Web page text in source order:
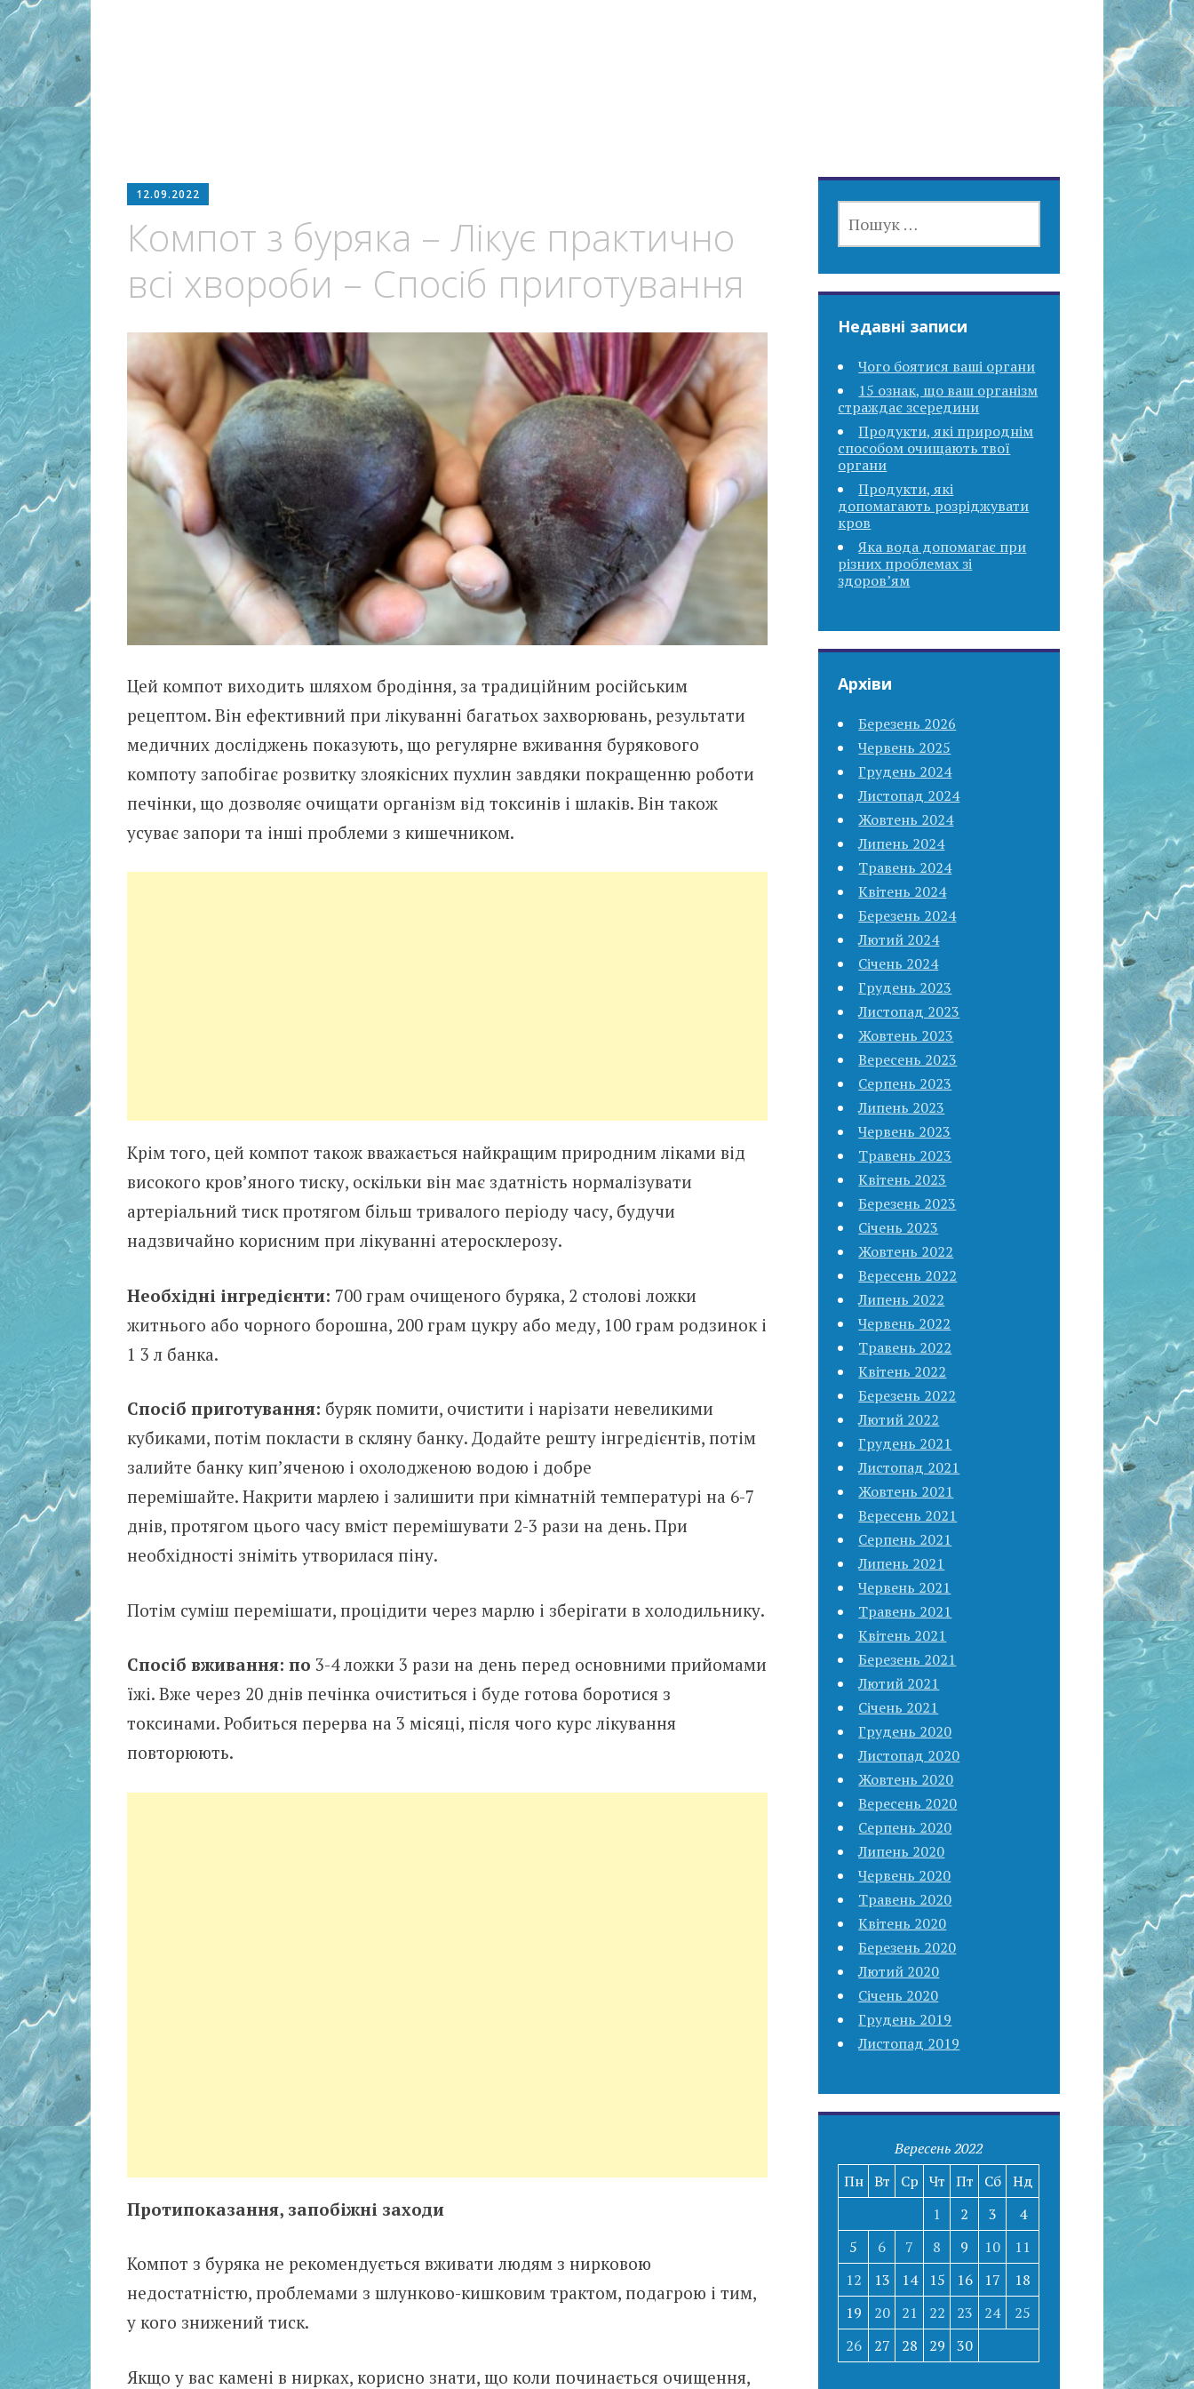
12.09.2022
Компот з буряка – Лікує практично
всі хвороби – Спосіб приготування
Цей компот виходить шляхом бродіння, за традиційним російським
рецептом. Він ефективний при лікуванні багатьох захворювань, результати
медичних досліджень показують, що регулярне вживання бурякового
компоту запобігає розвитку злоякісних пухлин завдяки покращенню роботи
печінки, що дозволяє очищати організм від токсинів і шлаків. Він також
усуває запори та інші проблеми з кишечником.
Крім того, цей компот також вважається найкращим природним ліками від
високого кров’яного тиску, оскільки він має здатність нормалізувати
артеріальний тиск протягом більш тривалого періоду часу, будучи
надзвичайно корисним при лікуванні атеросклерозу.
Необхідні інгредієнти: 700 грам очищеного буряка, 2 столові ложки
житнього або чорного борошна, 200 грам цукру або меду, 100 грам родзинок і
1 3 л банка.
Спосіб приготування: буряк помити, очистити і нарізати невеликими
кубиками, потім покласти в скляну банку. Додайте решту інгредієнтів, потім
залийте банку кип’яченою і охолодженою водою і добре
перемішайте. Накрити марлею і залишити при кімнатній температурі на 6-7
днів, протягом цього часу вміст перемішувати 2-3 рази на день. При
необхідності зніміть утворилася піну.
Потім суміш перемішати, процідити через марлю і зберігати в холодильнику.
Спосіб вживання: по 3-4 ложки 3 рази на день перед основними прийомами
їжі. Вже через 20 днів печінка очиститься і буде готова боротися з
токсинами. Робиться перерва на 3 місяці, після чого курс лікування
повторюють.
Протипоказання, запобіжні заходи
Компот з буряка не рекомендується вживати людям з нирковою
недостатністю, проблемами з шлунково-кишковим трактом, подагрою і тим,
у кого знижений тиск.
Якщо у вас камені в нирках, корисно знати, що коли починається очищення,
Недавні записи
Чого боятися ваші органи
15 ознак, що ваш організм
страждає зсередини
Продукти, які природнім
способом очищають твої
органи
Продукти, які
допомагають розріджувати
кров
Яка вода допомагає при
різних проблемах зі
здоров’ям
Архіви
Березень 2026
Червень 2025
Грудень 2024
Листопад 2024
Жовтень 2024
Липень 2024
Травень 2024
Квітень 2024
Березень 2024
Лютий 2024
Січень 2024
Грудень 2023
Листопад 2023
Жовтень 2023
Вересень 2023
Серпень 2023
Липень 2023
Червень 2023
Травень 2023
Квітень 2023
Березень 2023
Січень 2023
Жовтень 2022
Вересень 2022
Липень 2022
Червень 2022
Травень 2022
Квітень 2022
Березень 2022
Лютий 2022
Грудень 2021
Листопад 2021
Жовтень 2021
Вересень 2021
Серпень 2021
Липень 2021
Червень 2021
Травень 2021
Квітень 2021
Березень 2021
Лютий 2021
Січень 2021
Грудень 2020
Листопад 2020
Жовтень 2020
Вересень 2020
Серпень 2020
Липень 2020
Червень 2020
Травень 2020
Квітень 2020
Березень 2020
Лютий 2020
Січень 2020
Грудень 2019
Листопад 2019
Вересень 2022
Пн Вт Ср Чт Пт Сб Нд
1
2 3
4
5
6 7 8 9 10
11
12
13 14 15 16 17
18
19
20 21 22 23 24
25
26
27 28 29 30